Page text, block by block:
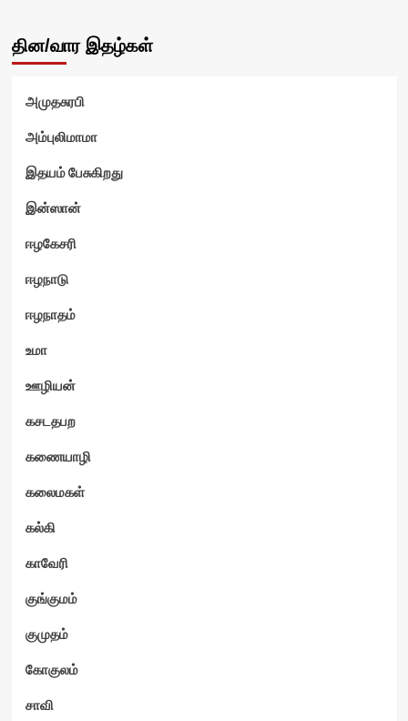
தின/வார இதழ்கள்
அமுதசுரபி
அம்புலிமாமா
இதயம் பேசுகிறது
இன்ஸான்
ஈழகேசரி
ஈழநாடு
ஈழநாதம்
உமா
ஊழியன்
கசடதபற
கணையாழி
கலைமகள்
கல்கி
காவேரி
குங்குமம்
குமுதம்
கோகுலம்
சாவி